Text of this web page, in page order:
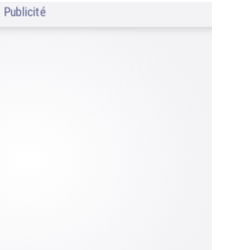
Publicité